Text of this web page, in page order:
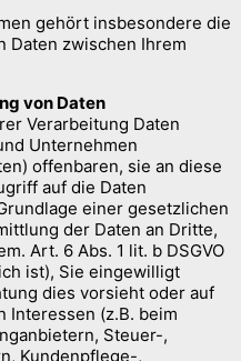
gehört insbesondere die
Daten zwischen Ihrem
von Daten
Verarbeitung Daten
Unternehmen
offenbaren, sie an diese
auf die Daten
einer gesetzlichen
der Daten an Dritte,
Art. 6 Abs. 1 lit. b DSGVO
ist), Sie eingewilligt
dies vorsieht oder auf
Interessen (z.B. beim
Steuer-,
Kundenpflege-,